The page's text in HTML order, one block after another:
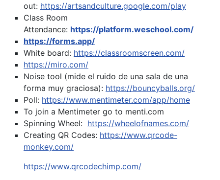
out: https://artsandculture.google.com/play
Class Room
Attendance: https://platform.weschool.com/
https://forms.app/
White board: https://classroomscreen.com/
https://miro.com/
Noise tool (mide el ruido de una sala de una
forma muy graciosa): https://bouncyballs.org/
Poll: https://www.mentimeter.com/app/home
To join a Mentimeter go to menti.com
Spinning Wheel: https://wheelofnames.com/
Creating QR Codes: https://www.qrcode-
monkey.com/
https://www.qrcodechimp.com/